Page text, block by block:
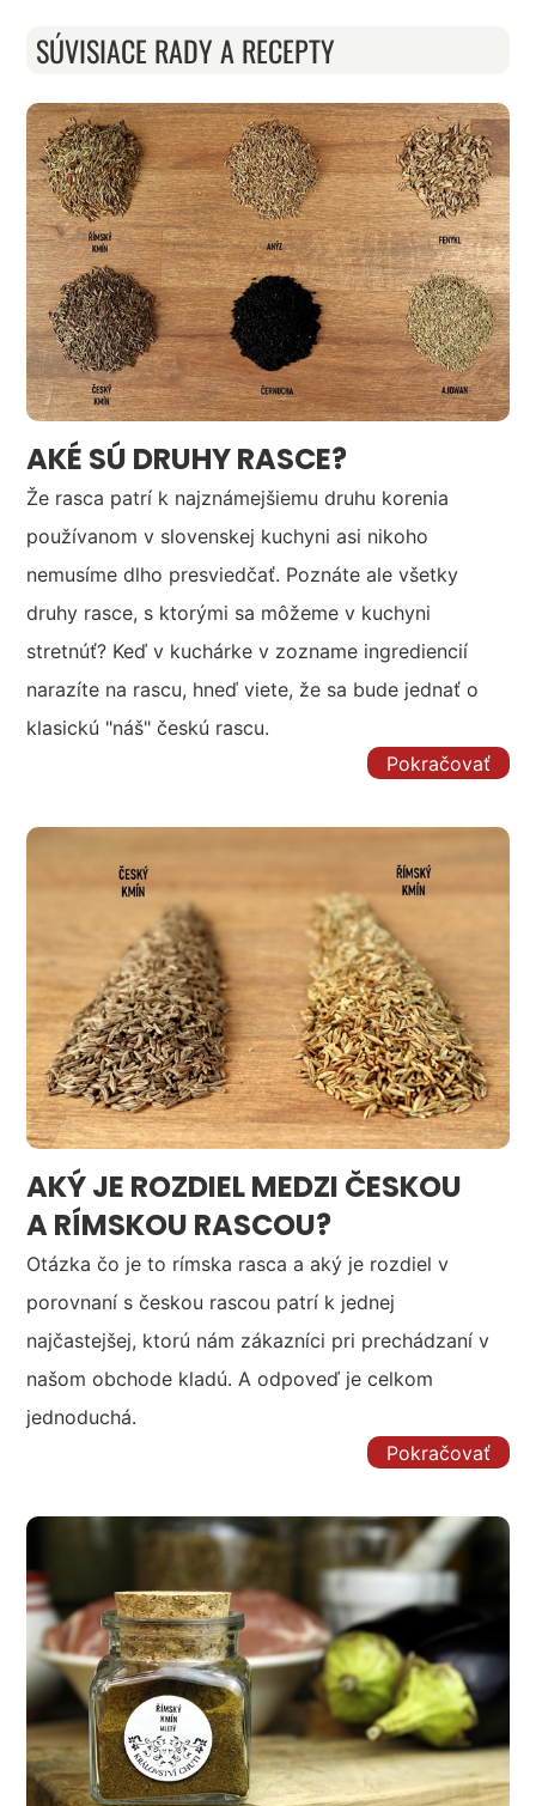
SÚVISIACE RADY A RECEPTY
AKÉ SÚ DRUHY RASCE?
Že rasca patrí k najznámejšiemu druhu korenia
používanom v slovenskej kuchyni asi nikoho
nemusíme dlho presviedčať. Poznáte ale všetky
druhy rasce, s ktorými sa môžeme v kuchyni
stretnúť? Keď v kuchárke v zozname ingrediencií
narazíte na rascu, hneď viete, že sa bude jednať o
klasickú "náš" českú rascu.
Pokračovať
AKÝ JE ROZDIEL MEDZI ČESKOU
A RÍMSKOU RASCOU?
Otázka čo je to rímska rasca a aký je rozdiel v
porovnaní s českou rascou patrí k jednej
najčastejšej, ktorú nám zákazníci pri prechádzaní v
našom obchode kladú. A odpoveď je celkom
jednoduchá.
Pokračovať